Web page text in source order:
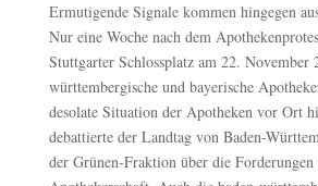
Ermutigende Signale kommen hingegen
Nur eine Woche nach dem
Stuttgarter Schlossplatz am 22. November
württembergische und bayerische
desolate Situation der Apotheken vor Ort
debattierte der Landtag von Baden-
der Grünen-Fraktion über die Forderungen